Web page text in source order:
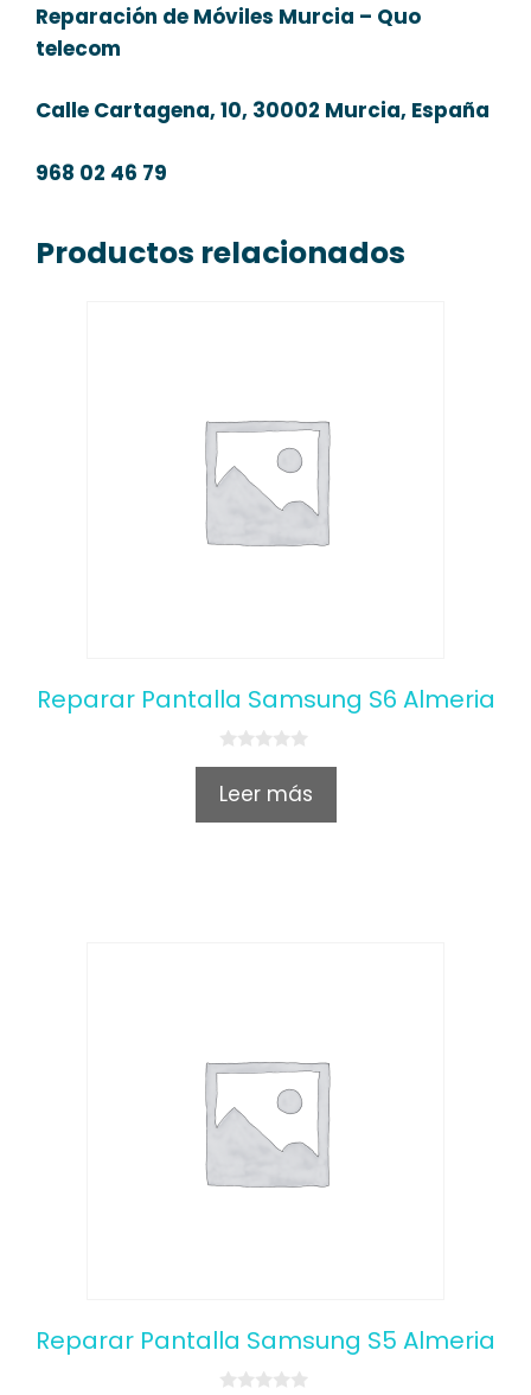
Reparación de Móviles Murcia – Quo
telecom
Calle Cartagena, 10, 30002 Murcia, España
968 02 46 79
Productos relacionados
Reparar Pantalla Samsung S6 Almeria
0
u
Leer más
Reparar Pantalla Samsung S5 Almeria